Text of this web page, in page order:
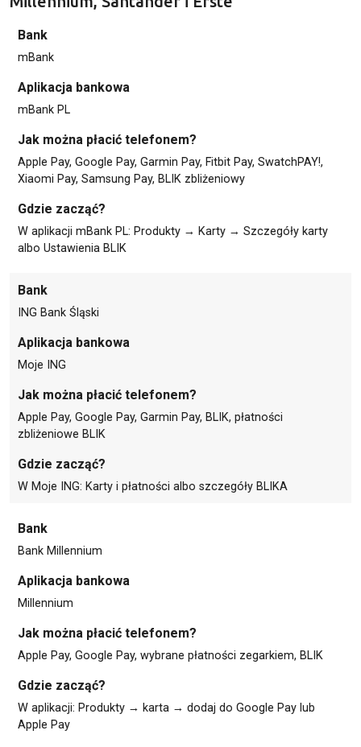
Bank
mBank
Aplikacja bankowa
mBank PL
Jak można płacić telefonem?
Apple Pay, Google Pay, Garmin Pay, Fitbit Pay, SwatchPAY!,
Xiaomi Pay, Samsung Pay, BLIK zbliżeniowy
Gdzie zacząć?
W aplikacji mBank PL: Produkty → Karty → Szczegóły karty
albo Ustawienia BLIK
Bank
ING Bank Śląski
Aplikacja bankowa
Moje ING
Jak można płacić telefonem?
Apple Pay, Google Pay, Garmin Pay, BLIK, płatności
zbliżeniowe BLIK
Gdzie zacząć?
W Moje ING: Karty i płatności albo szczegóły BLIKA
Bank
Bank Millennium
Aplikacja bankowa
Millennium
Jak można płacić telefonem?
Apple Pay, Google Pay, wybrane płatności zegarkiem, BLIK
Gdzie zacząć?
W aplikacji: Produkty → karta → dodaj do Google Pay lub
Apple Pay